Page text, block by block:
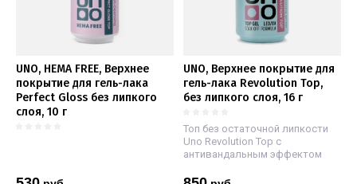
UNO, HEMA FREE, Верхнее
покрытие для гель-лака
Perfect Gloss без липкого
слоя, 10 г
UNO, Верхнее покрытие для
гель-лака Revolution Top,
без липкого слоя, 16 г
Топ без остаточной липкости
Uno Revolution Top с
антивандальным эффектом